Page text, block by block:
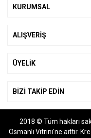
KURUMSAL
ALIŞVERİŞ
ÜYELİK
BİZİ TAKİP EDİN
2018 © Tüm hakları
Osmanlı Vitrini'ne aittir.